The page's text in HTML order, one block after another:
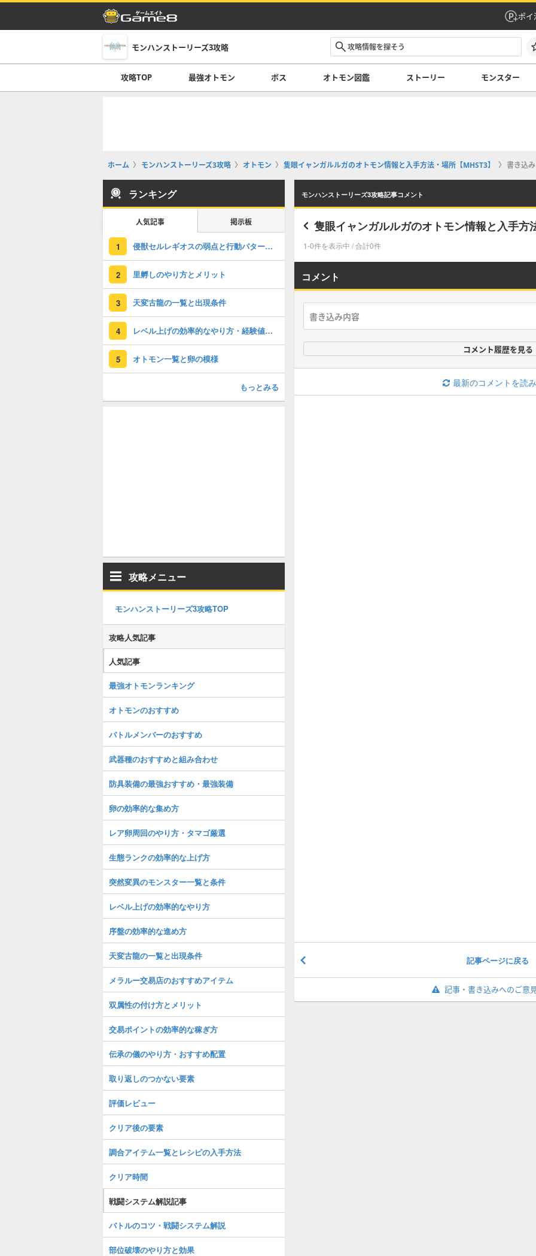
ポイ
モンハンストーリーズ3攻略
攻略TOP 最強オトモン ボス オトモン図鑑 ストーリー モンスター
ホーム モンハンストーリーズ3攻略 オトモン 隻眼イャンガルルガのオトモン情報と入手方法・場所【MHST3】 書き込み
モンハンストーリーズ3攻略記事コメント
隻眼イャンガルルガのオトモン情報と入手方
1-0件を表示中 / 合計0件
コメント
コメント履歴を見る
最新のコメントを読
記事ページに戻る
記事・書き込みへのご意
ランキング
人気記事 掲示板
1 侵獣セルレギオスの弱点と行動パターン攻略
2 里孵しのやり方とメリット
3 天変古龍の一覧と出現条件
4 レベル上げの効率的なやり方・経験値稼ぎ
5 オトモン一覧と卵の模様
もっとみる
攻略メニュー
モンハンストーリーズ3攻略TOP
攻略人気記事
人気記事
最強オトモンランキング
オトモンのおすすめ
バトルメンバーのおすすめ
武器種のおすすめと組み合わせ
防具装備の最強おすすめ・最強装備
卵の効率的な集め方
レア卵周回のやり方・タマゴ厳選
生態ランクの効率的な上げ方
突然変異のモンスター一覧と条件
レベル上げの効率的なやり方
序盤の効率的な進め方
天変古龍の一覧と出現条件
メラルー交易店のおすすめアイテム
双属性の付け方とメリット
交易ポイントの効率的な稼ぎ方
伝承の儀のやり方・おすすめ配置
取り返しのつかない要素
評価レビュー
クリア後の要素
調合アイテム一覧とレシピの入手方法
クリア時間
戦闘システム解説記事
バトルのコツ・戦闘システム解説
部位破壊のやり方と効果